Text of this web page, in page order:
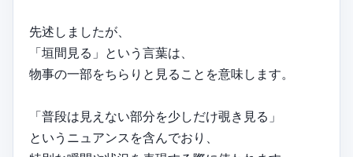
先述しましたが、
「垣間見る」という言葉は、
物事の一部をちらりと見ることを意味します。
「普段は見えない部分を少しだけ覗き見る」
というニュアンスを含んでおり、